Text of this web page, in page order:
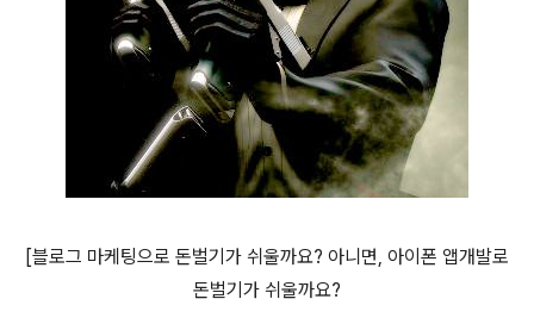
[블로그 마케팅으로 돈벌기가 쉬울까요? 아니면, 아이폰 앱개발로
돈벌기가 쉬울까요?